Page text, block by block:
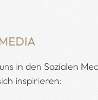
in den Sozialen
inspirieren: